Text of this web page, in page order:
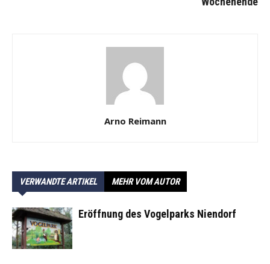
Arno Reimann
VERWANDTE ARTIKEL MEHR VOM AUTOR
Eröffnung des Vogelparks Niendorf